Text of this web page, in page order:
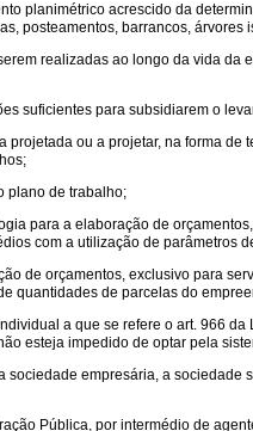
planimétrico acrescido da
posteamentos, barrancos,
realizadas ao longo da vida
suficientes para subsidiarem o
projetada ou a projetar, na forma
plano de trabalho;
para a elaboração de
com a utilização de
de orçamentos, exclusivo para
quantidades de parcelas do
a que se refere o art. 966
esteja impedido de optar pela
sociedade empresária, a
Pública, por intermédio de